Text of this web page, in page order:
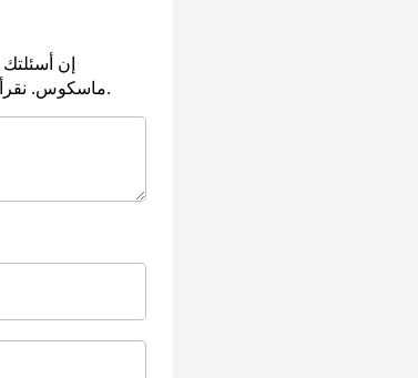
إن
ماسكوس. نقرأ آراءك، ونرد عليها، بناء على طلبكم في أسرع وقت ممكن.